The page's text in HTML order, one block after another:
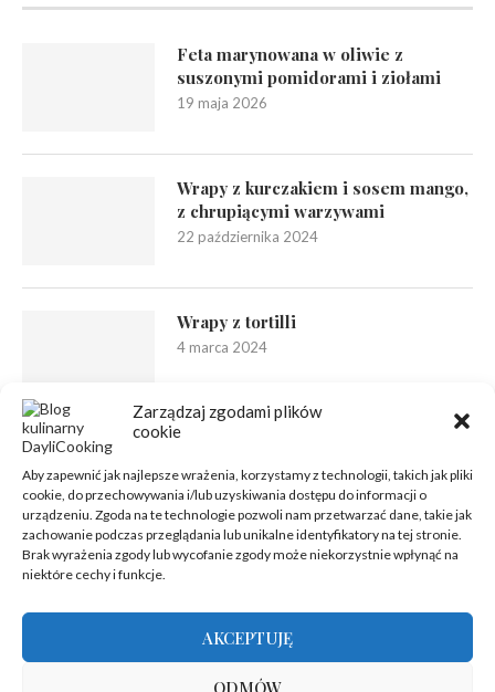
Zarządzaj zgodami plików
cookie
Aby zapewnić jak najlepsze wrażenia, korzystamy z technologii, takich jak pliki
cookie, do przechowywania i/lub uzyskiwania dostępu do informacji o
urządzeniu. Zgoda na te technologie pozwoli nam przetwarzać dane, takie jak
zachowanie podczas przeglądania lub unikalne identyfikatory na tej stronie.
Brak wyrażenia zgody lub wycofanie zgody może niekorzystnie wpłynąć na
niektóre cechy i funkcje.
AKCEPTUJĘ
ODMÓW
Feta marynowana w oliwie z
suszonymi pomidorami i ziołami
19 maja 2026
Wrapy z kurczakiem i sosem mango,
z chrupiącymi warzywami
22 października 2024
Wrapy z tortilli
4 marca 2024